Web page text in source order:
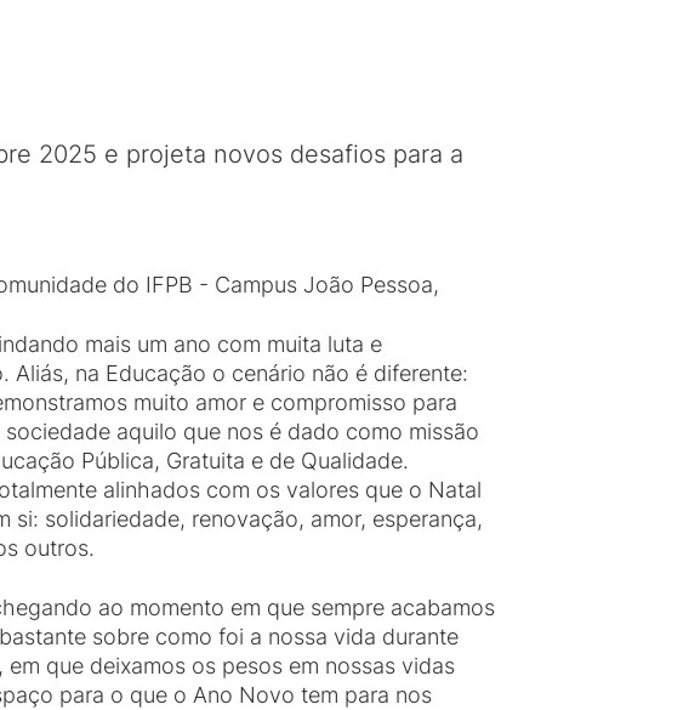
2025 e projeta novos desafios para a
do IFPB - Campus João Pessoa,
mais um ano com muita luta e
Aliás, na Educação o cenário não é diferente:
muito amor e compromisso para
sociedade aquilo que nos é dado como missão
Pública, Gratuita e de Qualidade.
alinhados com os valores que o Natal
si: solidariedade, renovação, amor, esperança,
outros.
ao momento em que sempre acabamos
sobre como foi a nossa vida durante
que deixamos os pesos em nossas vidas
para o que o Ano Novo tem para nos